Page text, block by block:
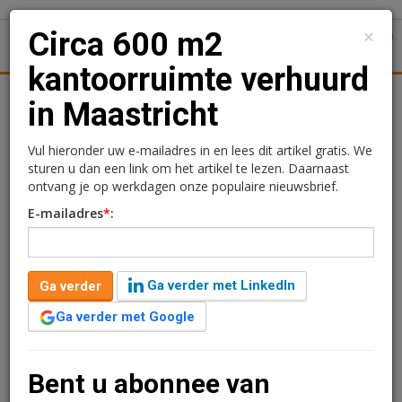
Transacties
Circa 600 m2
kantoorruimte verhuurd
in Maastricht
Kimberly Camu
10 augustus 2017 om 12:34
9 jaar geleden aangepast
1 minuut leestijd
Chalet Group heeft een langjarige huurovereenkomst
gebouw ‘Il Fiore’ gelegen aan Avenue Céramique 201-
×
Circa 600 m2
kantoorruimte verhuurd
in Maastricht
Vul hieronder uw e-mailadres in en lees dit artikel gratis. We
sturen u dan een link om het artikel te lezen. Daarnaast
ontvang je op werkdagen onze populaire nieuwsbrief.
E-mailadres*:
Ga verder
Ga verder met LinkedIn
Ga verder met Google
Bent u abonnee van